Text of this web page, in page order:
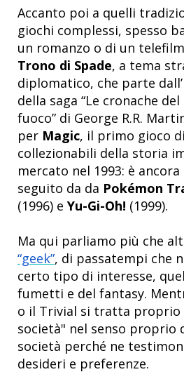
Accanto poi a quelli
giochi complessi, spesso
un romanzo o di un
Trono di Spade, a tema
diplomatico, che parte
della saga “Le cronache
fuoco” di George R.R.
per Magic, il primo gioco
collezionabili della storia
mercato nel 1993: è
seguito da da Pokémon
(1996) e Yu-Gi-Oh! (1999).
Ma qui parliamo più che
“geek”, di passatempi che
certo tipo di interesse,
fumetti e del fantasy.
o il Trivial si tratta proprio
società" nel senso proprio
società perché ne
desideri e preferenze.